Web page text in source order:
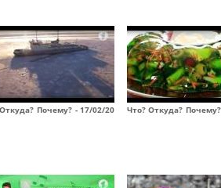
Почему? - 17/02/20 Что? Откуда?